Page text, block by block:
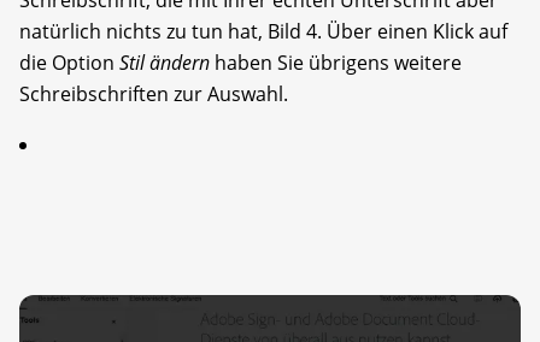
natürlich nichts zu tun hat, Bild 4. Über einen Klick auf
die Option Stil ändern haben Sie übrigens weitere
Schreibschriften zur Auswahl.